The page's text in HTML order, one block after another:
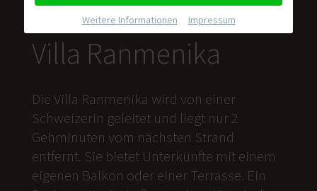
Villa Ranmenika
Die Villa Ranmenika wird von einer
Schweizerin geleitet und liegt nur 2
Gehminuten vom nächsten Strand
entfernt. Sie bietet Unterkünfte mit einem
eigenen Balkon oder einer Terrasse. Ein
Weitere Informationen Impressum